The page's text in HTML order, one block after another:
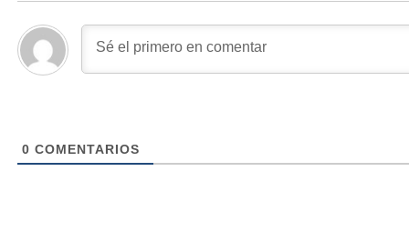
0 COMENTARIOS